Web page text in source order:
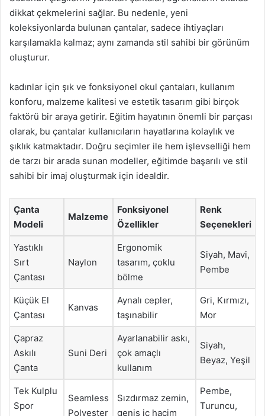
dikkat çekmelerini sağlar. Bu nedenle, yeni
koleksiyonlarda bulunan çantalar, sadece ihtiyaçları
karşılamakla kalmaz; aynı zamanda stil sahibi bir görünüm
oluşturur.
kadınlar için şık ve fonksiyonel okul çantaları, kullanım
konforu, malzeme kalitesi ve estetik tasarım gibi birçok
faktörü bir araya getirir. Eğitim hayatının önemli bir parçası
olarak, bu çantalar kullanıcıların hayatlarına kolaylık ve
şıklık katmaktadır. Doğru seçimler ile hem işlevselliği hem
de tarzı bir arada sunan modeller, eğitimde başarılı ve stil
sahibi bir imaj oluşturmak için idealdir.
Çanta
Modeli
Malzeme
Fonksiyonel
Özellikler
Renk
Seçenekleri
Yastıklı
Sırt
Çantası
Naylon
Ergonomik
tasarım, çoklu
bölme
Siyah, Mavi,
Pembe
Küçük El
Çantası
Kanvas
Aynalı cepler,
taşınabilir
Gri, Kırmızı,
Mor
Çapraz
Askılı
Çanta
Suni Deri
Ayarlanabilir askı,
çok amaçlı
kullanım
Siyah,
Beyaz, Yeşil
Tek Kulplu
Spor
Seamless
Polyester
Sızdırmaz zemin,
geniş iç hacim
Pembe,
Turuncu,